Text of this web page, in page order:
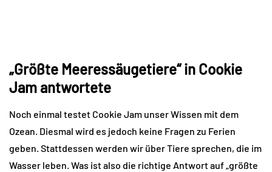
„Größte Meeressäugetiere“ in Cookie
Jam antwortete
Noch einmal testet Cookie Jam unser Wissen mit dem
Ozean. Diesmal wird es jedoch keine Fragen zu Ferien
geben. Stattdessen werden wir über Tiere sprechen, die im
Wasser leben. Was ist also die richtige Antwort auf „größte